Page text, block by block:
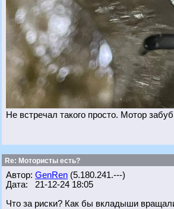
Не встречал такого просто. Мотор
Re: Мотористы есть?
Автор: GenRen (5.180.241.---)
Дата: 21-12-24 18:05
Что за риски? Как бы вкладыши